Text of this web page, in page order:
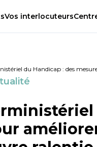
Vos interlocuteurs
du Handicap : des